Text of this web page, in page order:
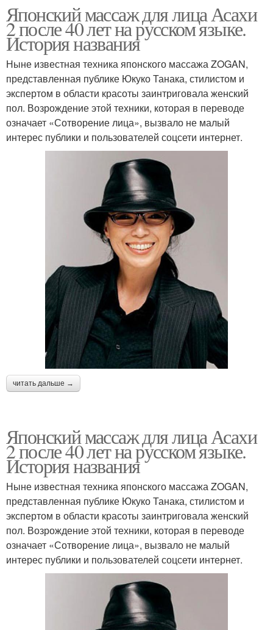
Японский массаж для лица Асахи
2 после 40 лет на русском языке.
История названия
Ныне известная техника японского массажа ZOGAN,
представленная публике Юкуко Танака, стилистом и
экспертом в области красоты заинтриговала женский
пол. Возрождение этой техники, которая в переводе
означает «Сотворение лица», вызвало не малый
интерес публики и пользователей соцсети интернет.
читать дальше →
Японский массаж для лица Асахи
2 после 40 лет на русском языке.
История названия
Ныне известная техника японского массажа ZOGAN,
представленная публике Юкуко Танака, стилистом и
экспертом в области красоты заинтриговала женский
пол. Возрождение этой техники, которая в переводе
означает «Сотворение лица», вызвало не малый
интерес публики и пользователей соцсети интернет.